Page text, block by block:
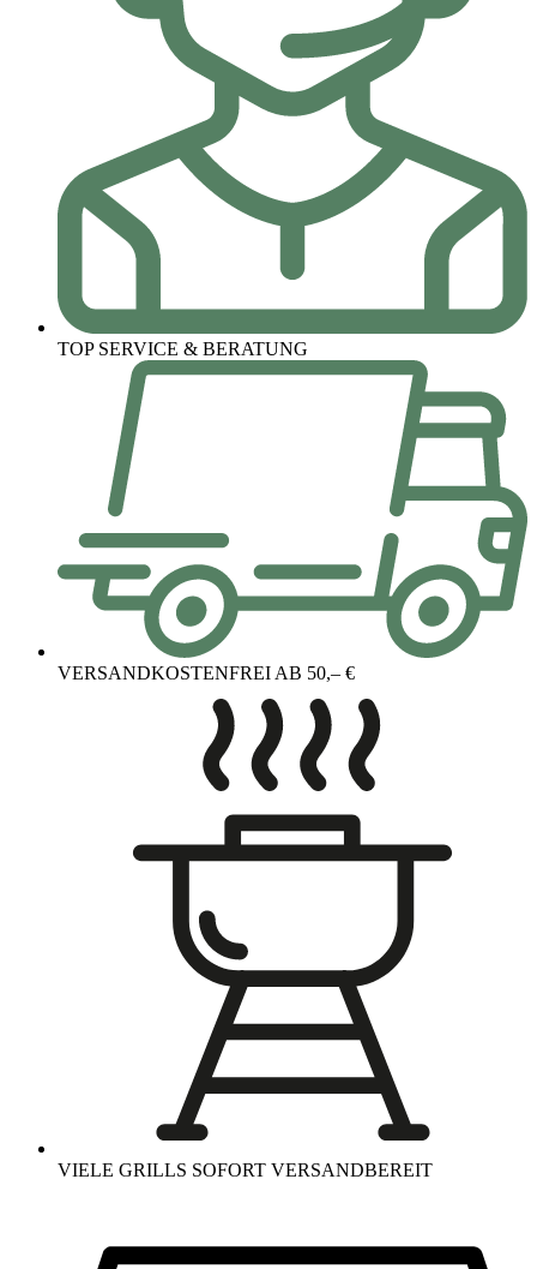
TOP SERVICE & BERATUNG
VERSANDKOSTENFREI AB 50,– €
VIELE GRILLS SOFORT VERSANDBEREIT